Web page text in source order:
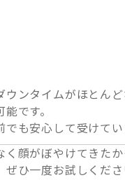
ウンタイムがほとん
です。
でも安心して受けてい
く顔がぼやけてきた
ぜひ一度お試しくださ